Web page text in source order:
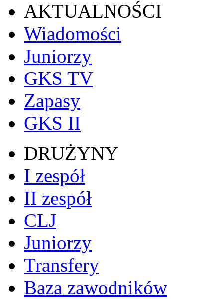
AKTUALNOŚCI
Wiadomości
Juniorzy
GKS TV
Zapasy
GKS II
DRUŻYNY
I zespół
II zespół
CLJ
Juniorzy
Transfery
Baza zawodników